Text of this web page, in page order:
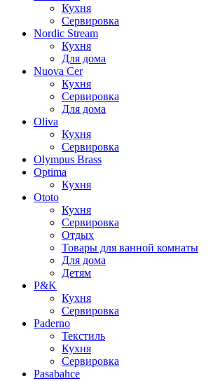
Кухня
Сервировка
Nordic Stream
Кухня
Для дома
Nuova Cer
Кухня
Сервировка
Для дома
Oliva
Кухня
Сервировка
Olympus Brass
Optima
Кухня
Ototo
Кухня
Сервировка
Отдых
Товары для ванной комнаты
Для дома
Детям
P&K
Кухня
Сервировка
Paderno
Текстиль
Кухня
Сервировка
Pasabahce